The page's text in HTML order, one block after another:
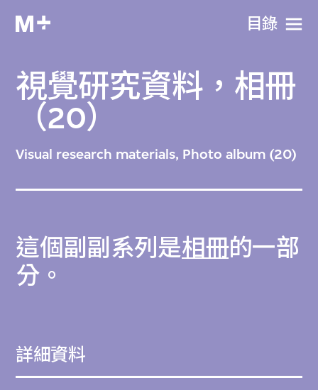
目​錄
視覺研究資料，相冊
（20）
Visual research materials, Photo album (20)
這個副副系列是相冊的一部
分。
詳細資料